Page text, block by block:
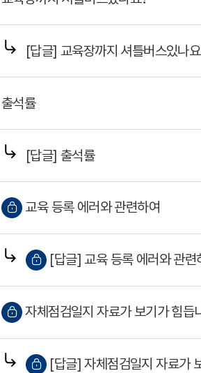
[답글] 교육장까지 셔틀버스있나
출석률
[답글] 출석률
교육 등록 에러와 관련하여
[답글] 교육 등록 에러와 관련
자체점검일지 자료가 보기가 힘듭
[답글] 자체점검일지 자료가